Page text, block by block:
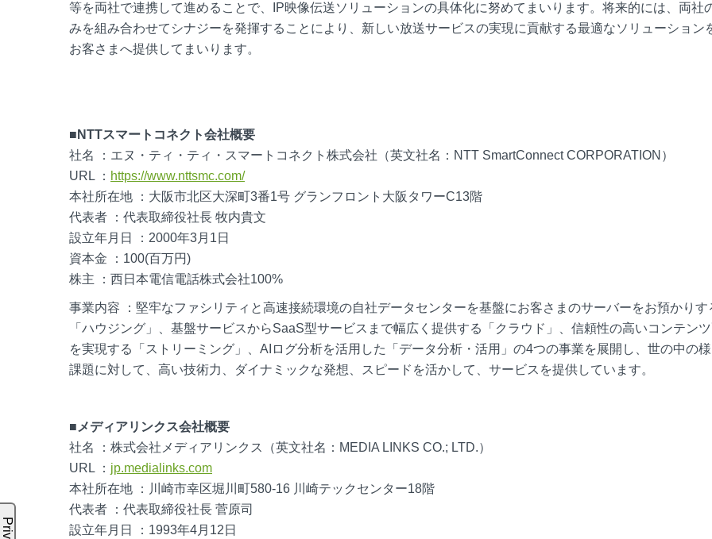
等を両社で連携して進めることで、IP映像伝送ソリューションの具体化に努めてまいります。将来的には、両社
みを組み合わせてシナジーを発揮することにより、新しい放送サービスの実現に貢献する最適なソリューション
お客さまへ提供してまいります。
■NTTスマートコネクト会社概要
社名 ：エヌ・ティ・ティ・スマートコネクト株式会社（英文社名：NTT SmartConnect CORPORATION）
URL ： https://www.nttsmc.com/
本社所在地 ：大阪市北区大深町3番1号 グランフロント大阪タワーC13階
代表者 ：代表取締役社長 牧内貴文
設立年月日 ：2000年3月1日
資本金 ：100(百万円)
株主 ：西日本電信電話株式会社100%
事業内容 ：堅牢なファシリティと高速接続環境の自社データセンターを基盤にお客さまのサーバーをお預かりす
「ハウジング」、基盤サービスからSaaS型サービスまで幅広く提供する「クラウド」、信頼性の高いコンテン
を実現する「ストリーミング」、AIログ分析を活用した「データ分析・活用」の4つの事業を展開し、世の中の
課題に対して、高い技術力、ダイナミックな発想、スピードを活かして、サービスを提供しています。
■メディアリンクス会社概要
社名 ：株式会社メディアリンクス（英文社名：MEDIA LINKS CO.; LTD.）
URL ： jp.medialinks.com
本社所在地 ：川崎市幸区堀川町580-16 川崎テックセンター18階
代表者 ：代表取締役社長 菅原司
設立年月日 ：1993年4月12日